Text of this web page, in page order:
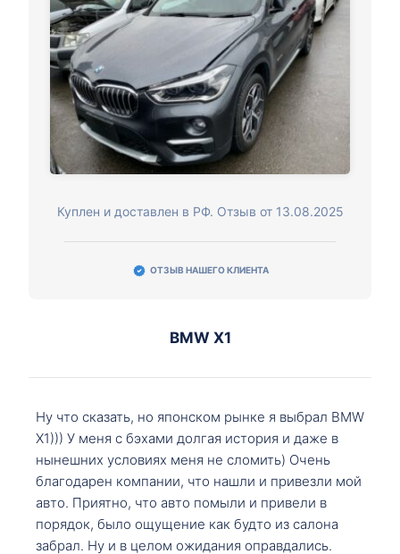
Куплен и доставлен в РФ. Отзыв от 13.08.2025
ОТЗЫВ НАШЕГО КЛИЕНТА
BMW X1
Ну что сказать, но японском рынке я выбрал BMW
X1))) У меня с бэхами долгая история и даже в
нынешних условиях меня не сломить) Очень
благодарен компании, что нашли и привезли мой
авто. Приятно, что авто помыли и привели в
порядок, было ощущение как будто из салона
забрал. Ну и в целом ожидания оправдались.